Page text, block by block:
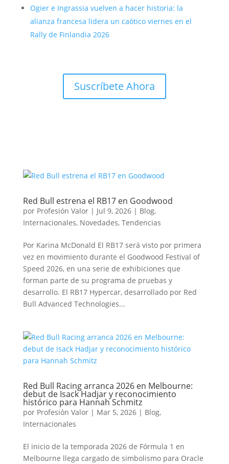
Ogier e Ingrassia vuelven a hacer historia: la
alianza francesa lidera un caótico viernes en el
Rally de Finlandia 2026
Suscríbete Ahora
Red Bull estrena el RB17 en Goodwood
por Profesión Valor| Jul 9, 2026| Blog,
Internacionales, Novedades, Tendencias
Por Karina McDonald El RB17 será visto por primera
vez en movimiento durante el Goodwood Festival of
Speed 2026, en una serie de exhibiciones que
forman parte de su programa de pruebas y
desarrollo. El RB17 Hypercar, desarrollado por Red
Bull Advanced Technologies...
Red Bull Racing arranca 2026 en Melbourne:
debut de Isack Hadjar y reconocimiento
histórico para Hannah Schmitz
por Profesión Valor| Mar 5, 2026| Blog,
Internacionales
El inicio de la temporada 2026 de Fórmula 1 en
Melbourne llega cargado de simbolismo para Oracle